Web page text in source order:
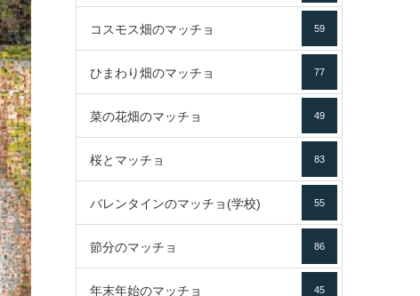
コスモス畑のマッチョ 59
ひまわり畑のマッチョ 77
菜の花畑のマッチョ 49
桜とマッチョ 83
バレンタインのマッチョ(学校) 55
節分のマッチョ 86
年末年始のマッチョ 45